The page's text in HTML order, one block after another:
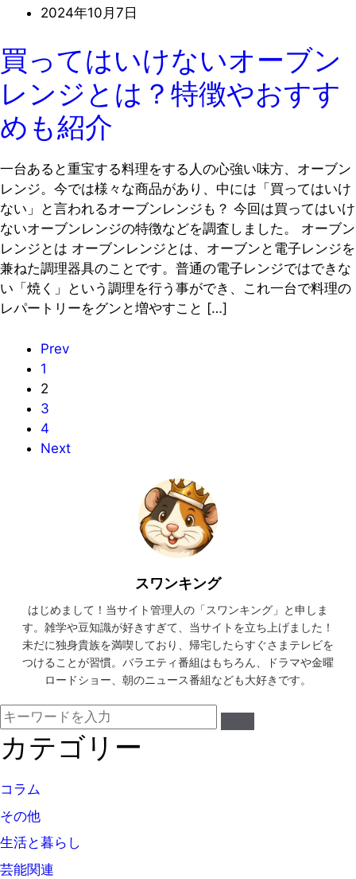
2024年10月7日
買ってはいけないオーブン
レンジとは？特徴やおすす
めも紹介
一台あると重宝する料理をする人の心強い味方、オーブン
レンジ。今では様々な商品があり、中には「買ってはいけ
ない」と言われるオーブンレンジも？ 今回は買ってはいけ
ないオーブンレンジの特徴などを調査しました。 オーブン
レンジとは オーブンレンジとは、オーブンと電子レンジを
兼ねた調理器具のことです。普通の電子レンジではできな
い「焼く」という調理を行う事ができ、これ一台で料理の
レパートリーをグンと増やすこと […]
Prev
1
2
3
4
Next
スワンキング
はじめまして！当サイト管理人の「スワンキング」と申しま
す。雑学や豆知識が好きすぎて、当サイトを立ち上げました！
未だに独身貴族を満喫しており、帰宅したらすぐさまテレビを
つけることが習慣。バラエティ番組はもちろん、ドラマや金曜
ロードショー、朝のニュース番組なども大好きです。
カテゴリー
コラム
その他
生活と暮らし
芸能関連